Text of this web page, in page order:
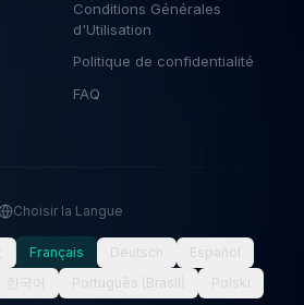
Conditions Générales
d'Utilisation
Politique de confidentialité
FAQ
Choisir la Langue
Français Deutsch
Español
한국어 Português (Brasil) Polski